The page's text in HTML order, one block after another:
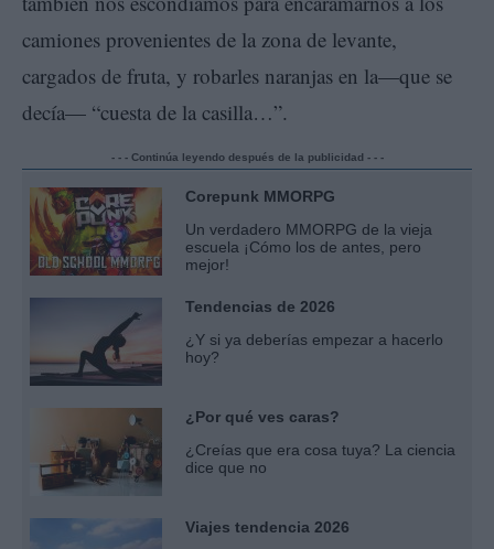
camiones provenientes de la zona de levante,
cargados de fruta, y robarles naranjas en la—que se
decía— “cuesta de la casilla…”.
- - - Continúa leyendo después de la publicidad - - -
Corepunk MMORPG
Un verdadero MMORPG de la vieja
escuela ¡Cómo los de antes, pero
mejor!
Tendencias de 2026
¿Y si ya deberías empezar a hacerlo
hoy?
¿Por qué ves caras?
¿Creías que era cosa tuya? La ciencia
dice que no
Viajes tendencia 2026